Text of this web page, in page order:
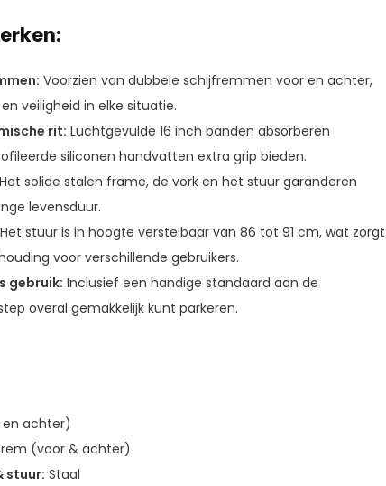
Voorzien van dubbele schijfremmen voor en achter,
veiligheid in elke situatie.
rit: Luchtgevulde 16 inch banden absorberen
siliconen handvatten extra grip bieden.
Het solide stalen frame, de vork en het stuur garanderen
levensduur.
Het stuur is in hoogte verstelbaar van 86 tot 91 cm, wat zorgt
voor verschillende gebruikers.
gebruik: Inclusief een handige standaard aan de
overal gemakkelijk kunt parkeren.
en achter)
(voor & achter)
stuur: Staal